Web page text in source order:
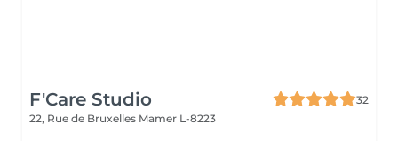
F'Care Studio
32
22, Rue de Bruxelles Mamer L-8223